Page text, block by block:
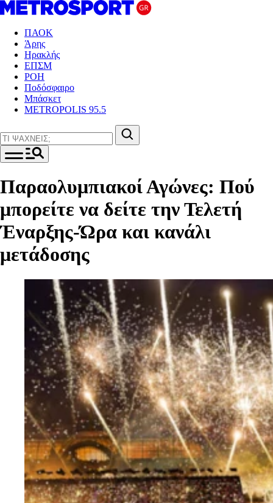
ΠΑΟΚ
Άρης
Ηρακλής
ΕΠΣΜ
ΡΟΗ
Ποδόσφαιρο
Μπάσκετ
METROPOLIS 95.5
Παραολυμπιακοί Αγώνες: Πού
μπορείτε να δείτε την Τελετή
Έναρξης-Ώρα και κανάλι
μετάδοσης